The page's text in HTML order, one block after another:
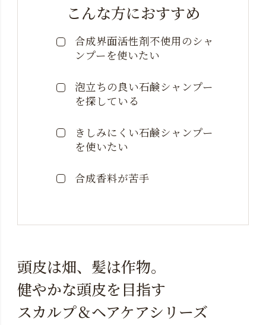
こんな方におすすめ
合成界面活性剤不使用のシャ
ンプーを使いたい
泡立ちの良い石鹸シャンプー
を探している
きしみにくい石鹸シャンプー
を使いたい
合成香料が苦手
頭皮は畑、髪は作物。
健やかな頭皮を目指す
スカルプ＆ヘアケアシリーズ